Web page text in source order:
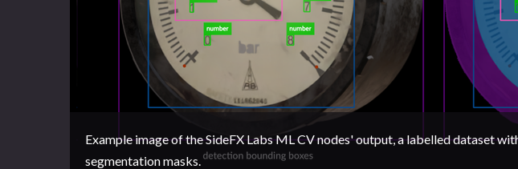
Example image of the SideFX Labs ML CV nodes' output, a labelled dataset
segmentation masks.